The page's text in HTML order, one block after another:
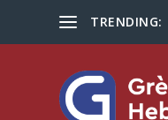
TRENDING: